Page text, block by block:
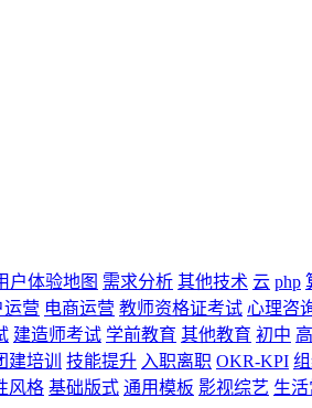
户体验地图 需求分析 其他技术 云 php
运营 电商运营 教师资格证考试 心理咨
建造师考试 学前教育 其他教育 初中
建培训 技能提升 入职离职 OKR-KPI
风格 基础版式 通用模板 影视综艺 生